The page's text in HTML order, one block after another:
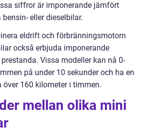
siffror är imponerande jämfört
eller dieselbilar.
eldrift och förbränningsmotorn
också erbjuda imponerande
Vissa modeller kan nå 0-
på under 10 sekunder och ha en
160 kilometer i timmen.
mellan olika mini